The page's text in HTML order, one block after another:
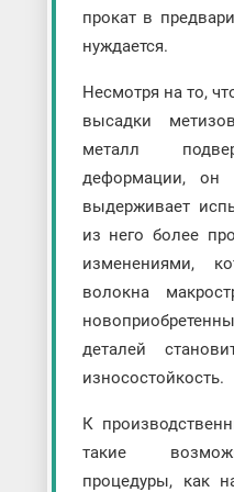
прокат в
нуждается.
Несмотря на то,
высадки
металл
деформации, он
выдерживает
из него более
изменениями,
волокна
деталей
износостойкость.
К
такие
процедуры, как